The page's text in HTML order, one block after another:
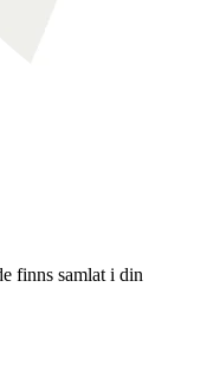
finns samlat i din